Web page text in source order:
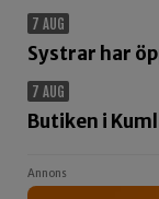
7 AUG
Systrar har
7 AUG
Butiken i
Annons